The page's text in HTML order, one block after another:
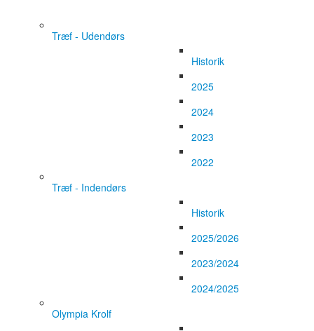
Træf - Udendørs
Historik
2025
2024
2023
2022
Træf - Indendørs
Historik
2025/2026
2023/2024
2024/2025
Olympia Krolf